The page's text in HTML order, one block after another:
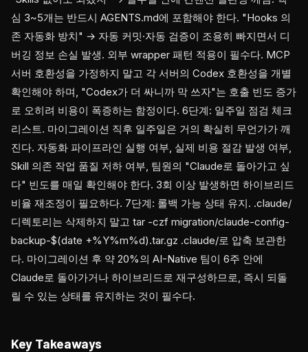
심 3~5개는 반드시 AGENTS.md에 포함해야 한다. "Hooks 의
존 자동화 방치" → 자동 커밋·자동 검증이 조용히 빠지면서 디
버깅 정보 손실 발생. 외부 wrapper 패턴 적용이 필수다. MCP
서버 호환성을 가정하지 말고 각 서버의 Codex 호환성을 개별
확인해야 하며, "Codex가 더 싸니까 막 쓰자"는 호출 빈도 증가
로 오히려 비용이 폭증하는 함정이다. 6단계: 일주일 점검 체크
리스트. 마이그레이션 직후 일주일은 거의 확실히 무언가가 깨
진다. 자동화 파이프라인 실행 여부, 실제 비용 절감 발생 여부,
Skill 의존 작업 품질 저하 여부, 팀원의 "Claude로 돌아가고 싶
다" 빈도를 매일 확인해야 한다. 3회 이상 발생하면 하이브리드
비율 재조정이 필요하다. 7단계: 롤백 가능 상태 유지. .claude/
디렉토리는 삭제하지 말고 tar -czf migration/claude-config-
backup-$(date +%Y%m%d).tar.gz .claude/로 압축 보관한
다. 마이그레이션 후 약 20%의 AI-Native 팀이 6주 안에
Claude로 돌아가거나 하이브리드로 재구성하므로, 즉시 되돌
릴 수 있는 상태를 유지하는 것이 필수다.
Key Takeaways